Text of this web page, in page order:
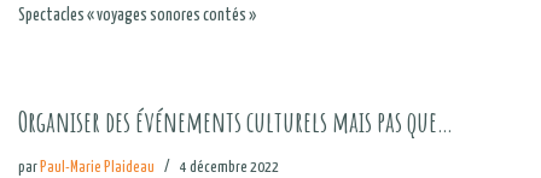
Spectacles « voyages sonores contés »
Organiser des événements culturels mais pas que…
parPaul-Marie Plaideau 4 décembre 2022